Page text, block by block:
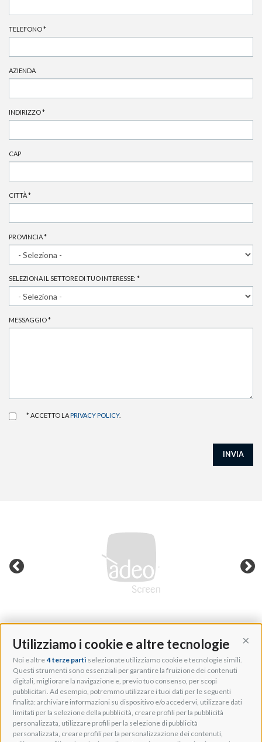
Utilizziamo i cookie e altre tecnologie
Noi e altre 4 terze parti selezionate utilizziamo cookie e tecnologie simili.
Questi strumenti sono essenziali per garantire la fruizione dei contenuti
digitali, migliorare la navigazione e, previo tuo consenso, per scopi
pubblicitari. Ad esempio, potremmo utilizzare i tuoi dati per le seguenti
finalità: archiviare informazioni su dispositivo e/o accedervi, utilizzare dati
limitati per la selezione della pubblicità, creare profili per la pubblicità
personalizzata, utilizzare profili per la selezione di pubblicità
personalizzata, creare profili per la personalizzazione dei contenuti,
TELEFONO*
AZIENDA
INDIRIZZO*
CAP
CITTÀ*
PROVINCIA*
SELEZIONA IL SETTORE DI TUO INTERESSE: *
MESSAGGIO*
* ACCETTO LA PRIVACY POLICY.
INVIA
Adeo Group S.r.l.
Via della Zarga, 50
Lavis, 38015 TN, Italy
Tel: +39 0461 248211
P.IVA: IT01262500224
PEC: pec@pec.adeogroup.it
SDI: T04ZHR3